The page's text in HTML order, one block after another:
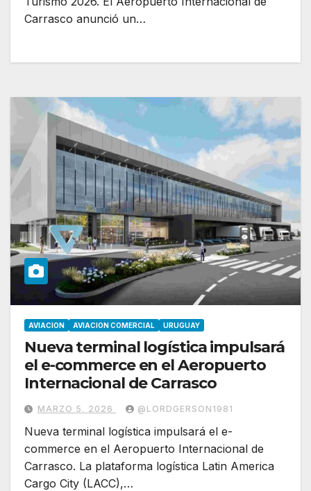
Carrasco anunció un…
AVIACION AVIACION COMERCIAL URUGUAY
Nueva terminal logística impulsará
el e-commerce en el Aeropuerto
Internacional de Carrasco
MARZO 5, 2026 @LORDGERSON1981
Nueva terminal logística impulsará el e-
commerce en el Aeropuerto Internacional de
Carrasco. La plataforma logística Latin America
Cargo City (LACC),…